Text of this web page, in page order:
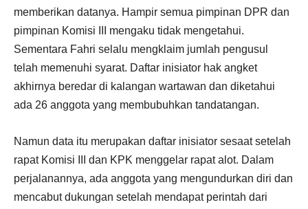
memberikan datanya. Hampir semua pimpinan DPR dan
pimpinan Komisi III mengaku tidak mengetahui.
Sementara Fahri selalu mengklaim jumlah pengusul
telah memenuhi syarat. Daftar inisiator hak angket
akhirnya beredar di kalangan wartawan dan diketahui
ada 26 anggota yang membubuhkan tandatangan.
Namun data itu merupakan daftar inisiator sesaat setelah
rapat Komisi III dan KPK menggelar rapat alot. Dalam
perjalanannya, ada anggota yang mengundurkan diri dan
mencabut dukungan setelah mendapat perintah dari